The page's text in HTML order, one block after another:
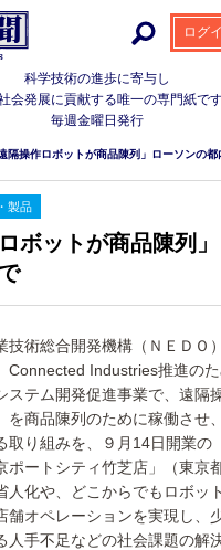
科学技術の進歩に寄与し
会発展に貢献する唯一の専門紙です
毎週金曜日発行
ログ
遠隔操作ロボットが商品陳列」ローソンの都
製品
ボットが商品陳列
技術総合開発機構（ＮＥＤＯ
Connected Industries推進の
ステム開発促進事業で、遠隔
を商品陳列のために稼働させ
取り組みを、９月14日開業
ートシティ竹芝店」（東京
人化や、どこからでもロボッ
舗オペレーションを実現し、
人手不足などの社会課題の解